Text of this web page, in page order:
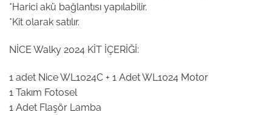
*Harici akü bağlantısı yapılabilir.
*Kit olarak satılır.
NİCE Walky 2024 KİT İÇERİĞİ:
1 adet Nice WL1024C + 1 Adet WL1024 Motor
1 Takım Fotosel
1 Adet Flaşör Lamba